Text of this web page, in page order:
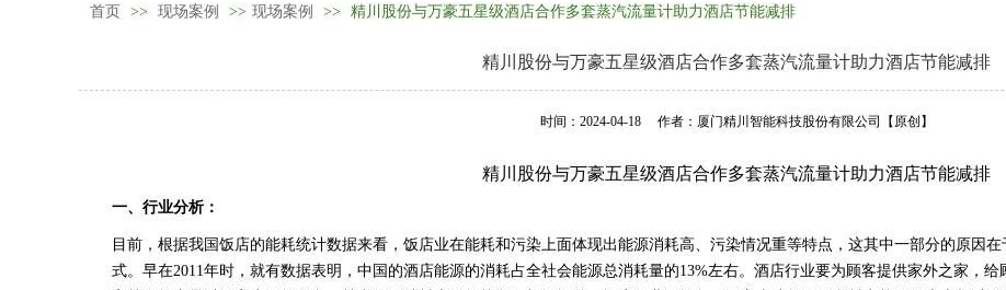
首页 >> 现场案例 >> 现场案例 >> 精川股份与万豪五星级酒店合作多套蒸汽流量计助力酒店节能减排
精川股份与万豪五星级酒店合作多套蒸汽流量计助力酒店节能减排
时间：2024-04-18 作者：厦门精川智能科技股份有限公司 【原创】
精川股份与万豪五星级酒店合作多套蒸汽流量计助力酒店节能减排
一、 行业分析：
目前，根据我国饭店的能耗统计数据来看，饭店业在能耗和污染上面体现出能源消耗高、污染情况重等特点，这其中一部分的原因
式。早在2011年时，就有数据表明，中国的酒店能源的消耗占全社会能源总消耗量的13%左右。酒店行业要为顾客提供家外之家，